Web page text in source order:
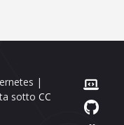
|
sotto CC